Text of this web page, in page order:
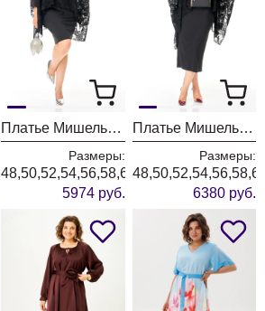
Платье Мишель Шик 2203 черный
Размеры:
48,50,52,54,56,58,60,62,64,66
5974 руб.
Платье Мишель Шик 2202 черный
Размеры:
6380 руб.